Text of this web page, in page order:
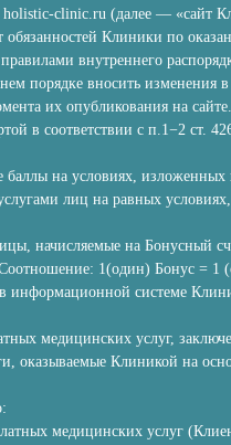
clinic.ru (далее — «сайт
Клиники по
внутреннего
порядке вносить
их опубликования на сайте.
в соответствии с п.1−2 ст.
баллы на условиях,
лиц на равных
начисляемые на Бонусный
1(один) Бонус = 1
информационной системе
медицинских услуг,
Клиникой на
медицинских услуг